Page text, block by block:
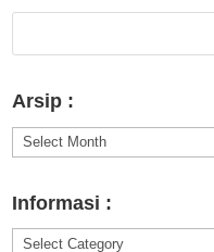
Arsip :
Arsip
Informasi :
Informasi